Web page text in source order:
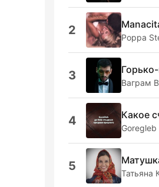
2 Poppa
3 Ваграм
4 Какое
Goregleb
5 Татьяна